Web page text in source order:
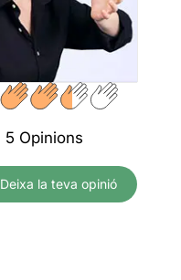
5 Opinions
Deixa la teva opinió